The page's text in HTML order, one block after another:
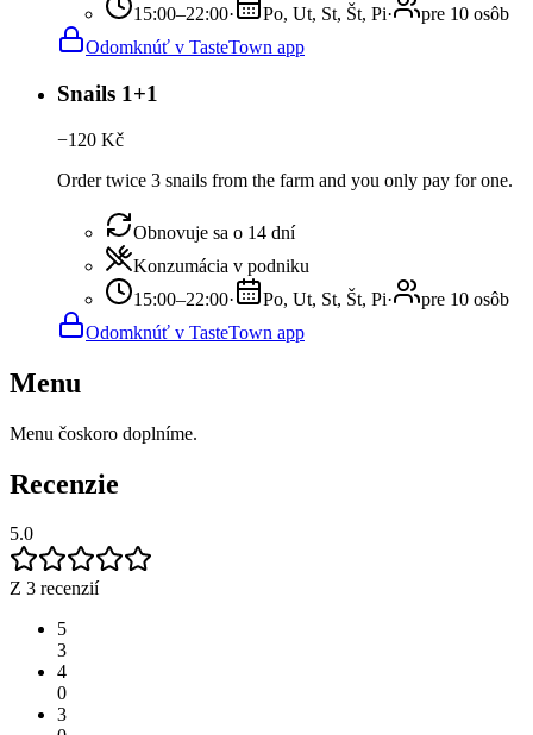
15:00–22:00· Po, Ut, St, Št, Pi·
pre 10 osôb
Odomknúť v TasteTown app
Snails 1+1
−120 Kč
Order twice 3 snails from the farm and you only pay for one.
Obnovuje sa o 14 dní
Konzumácia v podniku
15:00–22:00· Po, Ut, St, Št, Pi·
pre 10 osôb
Odomknúť v TasteTown app
Menu
Menu čoskoro doplníme.
Recenzie
5.0
Z 3 recenzií
5
3
4
0
3